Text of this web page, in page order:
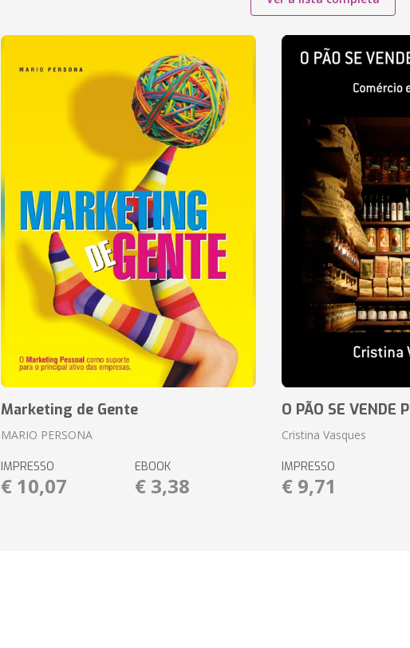
Marketing de Gente
MARIO PERSONA
IMPRESSO
€ 10,07
EBOOK
€ 3,38
O PÃO SE VENDE
Cristina Vasques
IMPRESSO
€ 9,71